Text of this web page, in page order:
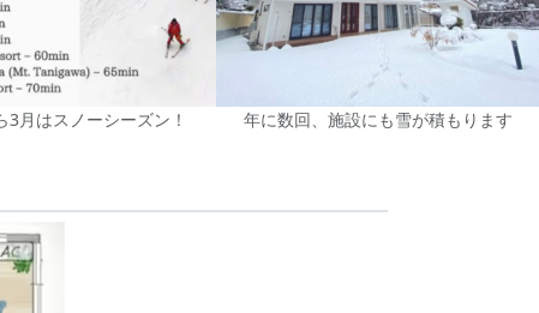
3月はスノーシーズン！ 年に数回、施設にも雪が積もります